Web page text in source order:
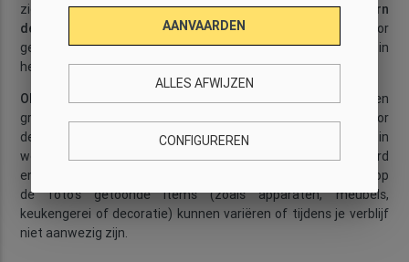
zich in de woonwijkLes Corts. Met een combinatie van modern
design
huiselijke inrichtingis dit appartement ideaal voor
gezinnen of groepen die enkelemaandenwillen verblijven in
het prachtigeBarcelona.... Meer lezen
OM TE WETEN:De foto’s op deze pagina zijn gemaakt met een
groothoeklens om de volledige ruimte te laten zien, waardoor
de kamers op de foto iets groter kunnen lijken dan in
werkelijkheid. Het appartement wordt professioneel beheerd
en goed onderhouden. Houd er rekening mee dat sommige op
de foto’s getoonde items (zoals apparaten, meubels,
keukengerei of decoratie) kunnen variëren of tijdens je verblijf
niet aanwezig zijn.
AANVAARDEN
ALLES AFWIJZEN
CONFIGUREREN